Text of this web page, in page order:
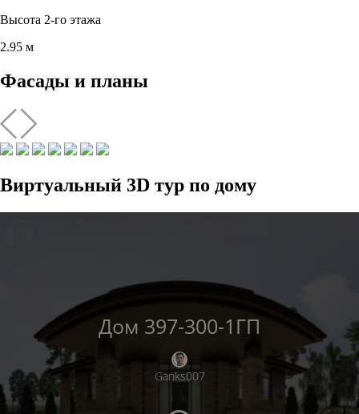
Высота 2-го этажа
2.95 м
Фасады и планы
Виртуальный 3D тур по дому